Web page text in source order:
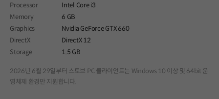
Processor
Intel Core i3
Memory
6 GB
Graphics
Nvidia GeForce GTX 660
DirectX
DirectX 12
Storage
1.5 GB
2026년 6월 29일부터 스토브 PC 클라이언트는 Windows 10 이상 및 64bit 운
영체제 환경만 지원합니다.